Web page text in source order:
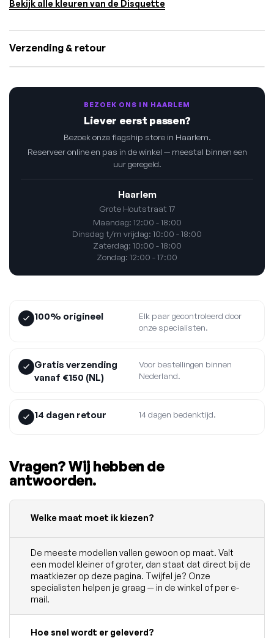
Bekijk alle kleuren van de Disquette
Verzending & retour
BEZOEK ONS IN HAARLEM
Liever eerst passen?
Bezoek onze flagship store in Haarlem.
Reserveer online en pas in de winkel — meestal binnen een
uur geregeld.
Haarlem
Grote Houtstraat 17
Maandag: 12:00 - 18:00
Dinsdag t/m vrijdag: 10:00 - 18:00
Zaterdag: 10:00 - 18:00
Zondag: 12:00 - 17:00
100% origineel
Elk paar gecontroleerd door
onze specialisten.
Gratis verzending
vanaf €150 (NL)
Voor bestellingen binnen
Nederland.
14 dagen retour 14 dagen bedenktijd.
Vragen? Wij hebben de
antwoorden.
Welke maat moet ik kiezen?
De meeste modellen vallen gewoon op maat. Valt
een model kleiner of groter, dan staat dat direct bij de
maatkiezer op deze pagina. Twijfel je? Onze
specialisten helpen je graag — in de winkel of per e-
mail.
Hoe snel wordt er geleverd?